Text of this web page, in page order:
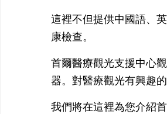
這裡不但提供中國語、
康檢查。
首爾醫療觀光支援中心
器。對醫療觀光有興趣
我們將在這裡為您介紹